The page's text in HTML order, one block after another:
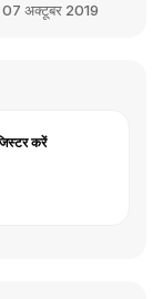
07 अक्टूबर 2019
करें